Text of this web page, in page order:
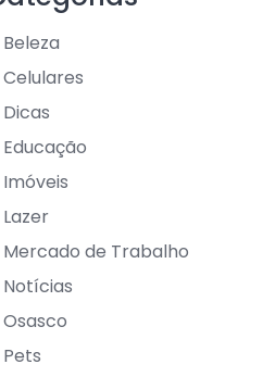
Beleza
Celulares
Dicas
Educação
Imóveis
Lazer
Mercado de Trabalho
Notícias
Osasco
Pets